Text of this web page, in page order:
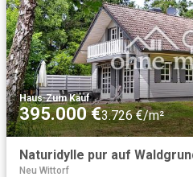
Haus·Zum Kauf
395.000 €3.726 €/m²
Neu Wittorf